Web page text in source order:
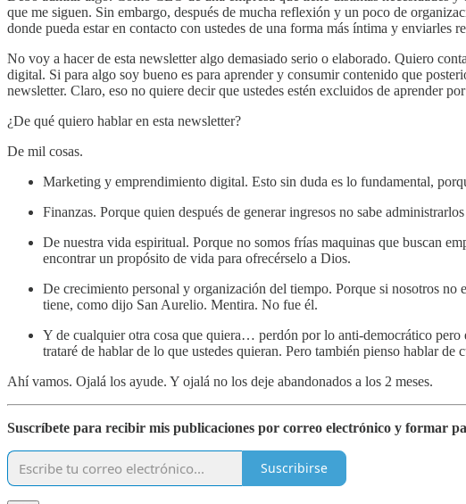
que me siguen. Sin embargo, después de mucha reflexión y un poco de
donde pueda estar en contacto con ustedes de una forma más íntima y
No voy a hacer de esta newsletter algo demasiado serio o elaborado. Quiero
digital. Si para algo soy bueno es para aprender y consumir contenido que
newsletter. Claro, eso no quiere decir que ustedes estén excluidos de aprender
¿De qué quiero hablar en esta newsletter?
De mil cosas.
Marketing y emprendimiento digital. Esto sin duda es lo fundamental,
Finanzas. Porque quien después de generar ingresos no sabe
De nuestra vida espiritual. Porque no somos frías maquinas que buscan
encontrar un propósito de vida para ofrecérselo a Dios.
De crecimiento personal y organización del tiempo. Porque si nosotros
tiene, como dijo San Aurelio. Mentira. No fue él.
Y de cualquier otra cosa que quiera… perdón por lo anti-democrático pero
trataré de hablar de lo que ustedes quieran. Pero también pienso hablar de
Ahí vamos. Ojalá los ayude. Y ojalá no los deje abandonados a los 2 meses.
Suscríbete para recibir mis publicaciones por correo electrónico y formar
Suscribirse